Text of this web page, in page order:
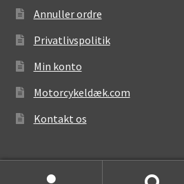
Annuller ordre
Privatlivspolitik
Min konto
Motorcykeldæk.com
Kontakt os